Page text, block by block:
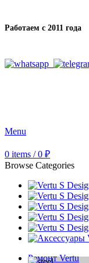
Работаем с 2011 года
Menu
0 items / 0 ₽
Browse Categories
Ремонт Vertu